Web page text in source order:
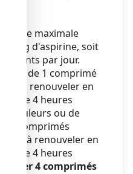
maximale
de 2 g d'aspirine, soit
par jour.
est de 1 comprimé
mg, à renouveler en
de 4 heures
douleurs ou de
2 comprimés
mg, à renouveler en
de 4 heures
4 comprimés